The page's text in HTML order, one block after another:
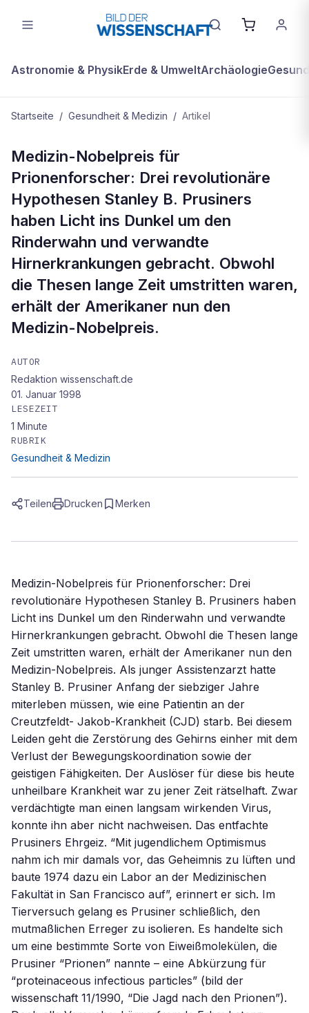
Astronomie & PhysikErde & UmweltArchäologie
Startseite / Gesundheit & Medizin / Artikel
Geehrter Ketzer
Medizin-Nobelpreis für
Prionenforscher: Drei revolutionäre
Hypothesen Stanley B. Prusiners
haben Licht ins Dunkel um den
Rinderwahn und verwandte
Hirnerkrankungen gebracht. Obwohl
die Thesen lange Zeit umstritten waren,
erhält der Amerikaner nun den
Medizin-Nobelpreis.
AUTOR
Redaktion wissenschaft.de
01. Januar 1998
LESEZEIT
1 Minute
RUBRIK
Gesundheit & Medizin
Teilen Drucken Merken
Medizin-Nobelpreis für Prionenforscher: Drei
revolutionäre Hypothesen Stanley B. Prusiners haben
Licht ins Dunkel um den Rinderwahn und verwandte
Hirnerkrankungen gebracht. Obwohl die Thesen lange
Zeit umstritten waren, erhält der Amerikaner nun den
Medizin-Nobelpreis. Als junger Assistenzarzt hatte
Stanley B. Prusiner Anfang der siebziger Jahre
miterleben müssen, wie eine Patientin an der
Creutzfeldt- Jakob-Krankheit (CJD) starb. Bei diesem
Leiden geht die Zerstörung des Gehirns einher mit dem
Verlust der Bewegungskoordination sowie der
geistigen Fähigkeiten. Der Auslöser für diese bis heute
unheilbare Krankheit war zu jener Zeit rätselhaft. Zwar
verdächtigte man einen langsam wirkenden Virus,
konnte ihn aber nicht nachweisen. Das entfachte
Prusiners Ehrgeiz. “Mit jugendlichem Optimismus
nahm ich mir damals vor, das Geheimnis zu lüften und
baute 1974 dazu ein Labor an der Medizinischen
Fakultät in San Francisco auf”, erinnert er sich. Im
Tierversuch gelang es Prusiner schließlich, den
mutmaßlichen Erreger zu isolieren. Es handelte sich
um eine bestimmte Sorte von Eiweißmolekülen, die
Prusiner “Prionen” nannte – eine Abkürzung für
“proteinaceous infectious particles” (bild der
wissenschaft 11/1990, “Die Jagd nach den Prionen”).